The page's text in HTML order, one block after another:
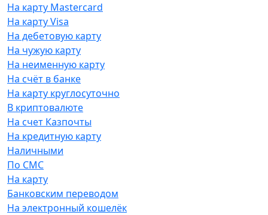
На карту Mastercard
На карту Visa
На дебетовую карту
На чужую карту
На неименную карту
На счёт в банке
На карту круглосуточно
В криптовалюте
На счет Казпочты
На кредитную карту
Наличными
По СМС
На карту
Банковским переводом
На электронный кошелёк